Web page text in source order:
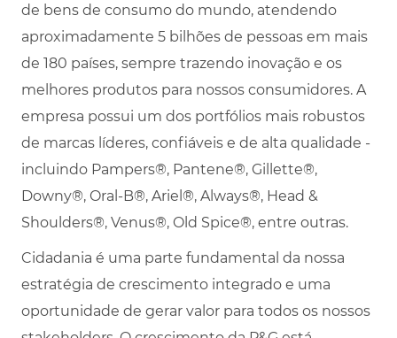
de bens de consumo do mundo, atendendo
aproximadamente 5 bilhões de pessoas em mais
de 180 países, sempre trazendo inovação e os
melhores produtos para nossos consumidores. A
empresa possui um dos portfólios mais robustos
de marcas líderes, confiáveis e de alta qualidade -
incluindo Pampers®, Pantene®, Gillette®,
Downy®, Oral-B®, Ariel®, Always®, Head &
Shoulders®, Venus®, Old Spice®, entre outras.
Cidadania é uma parte fundamental da nossa
estratégia de crescimento integrado e uma
oportunidade de gerar valor para todos os nossos